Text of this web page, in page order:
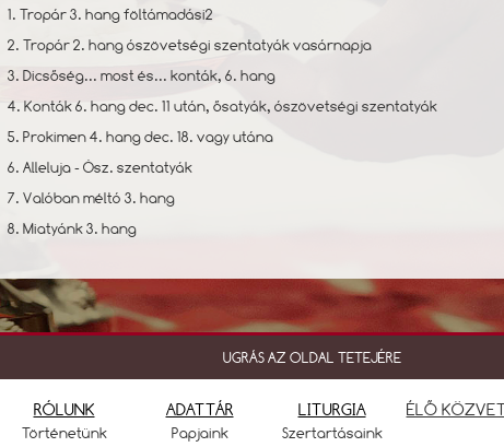
1. Tropár 3. hang föltámadási2
2. Tropár 2. hang ószövetségi szentatyák vasárnapja
3. Dicsőség... most és... konták, 6. hang
4. Konták 6. hang dec. 11 után, ősatyák, ószövetségi szentatyák
5. Prokimen 4. hang dec. 18. vagy utána
6. Alleluja - Ósz. szentatyák
7. Valóban méltó 3. hang
8. Miatyánk 3. hang
UGRÁS AZ OLDAL TETEJÉRE
RÓLUNK
Történetünk
ADATTÁR
Papjaink
LITURGIA
Szertartásaink
ÉLŐ